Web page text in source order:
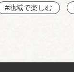
#地域で楽しむ